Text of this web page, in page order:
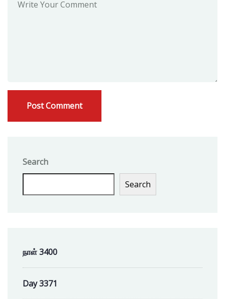
Search
Search
நாள் 3400
Day 3371